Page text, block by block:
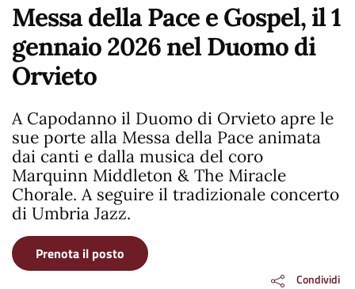
Messa della Pace e Gospel, il 1
gennaio 2026 nel Duomo di
Orvieto
A Capodanno il Duomo di Orvieto apre le
sue porte alla Messa della Pace animata
dai canti e dalla musica del coro
Marquinn Middleton & The Miracle
Chorale. A seguire il tradizionale concerto
di Umbria Jazz.
Prenota il posto
Condividi